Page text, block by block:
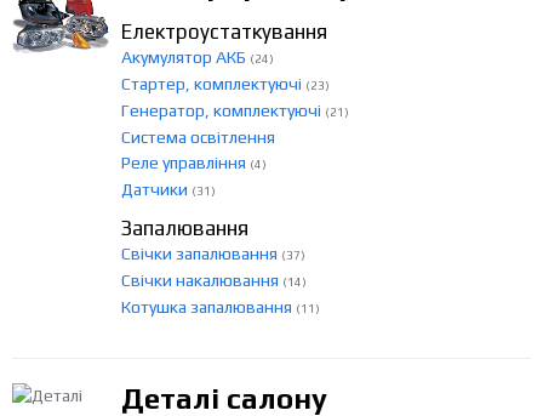
Електроустаткування
Акумулятор АКБ (24)
Стартер, комплектуючі (23)
Генератор, комплектуючі (21)
Система освітлення
Реле управління (4)
Датчики (31)
Запалювання
Свічки запалювання (37)
Свічки накалювання (14)
Котушка запалювання (11)
Деталі салону